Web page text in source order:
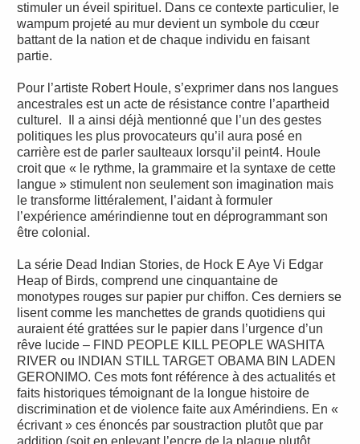
stimuler un éveil spirituel. Dans ce contexte particulier, le
wampum projeté au mur devient un symbole du cœur
battant de la nation et de chaque individu en faisant
partie.
Pour l’artiste Robert Houle, s’exprimer dans nos langues
ancestrales est un acte de résistance contre l’apartheid
culturel. Il a ainsi déjà mentionné que l’un des gestes
politiques les plus provocateurs qu’il aura posé en
carrière est de parler saulteaux lorsqu’il peint4. Houle
croit que « le rythme, la grammaire et la syntaxe de cette
langue » stimulent non seulement son imagination mais
le transforme littéralement, l’aidant à formuler
l’expérience amérindienne tout en déprogrammant son
être colonial.
La série Dead Indian Stories, de Hock E Aye Vi Edgar
Heap of Birds, comprend une cinquantaine de
monotypes rouges sur papier pur chiffon. Ces derniers se
lisent comme les manchettes de grands quotidiens qui
auraient été grattées sur le papier dans l’urgence d’un
rêve lucide – FIND PEOPLE KILL PEOPLE WASHITA
RIVER ou INDIAN STILL TARGET OBAMA BIN LADEN
GERONIMO. Ces mots font référence à des actualités et
faits historiques témoignant de la longue histoire de
discrimination et de violence faite aux Amérindiens. En «
écrivant » ces énoncés par soustraction plutôt que par
addition (soit en enlevant l’encre de la plaque plutôt